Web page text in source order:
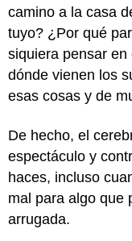
camino a la casa
tuyo? ¿Por qué
siquiera pensar en
dónde vienen los
esas cosas y de
De hecho, el
espectáculo y
haces, incluso
mal para algo que
arrugada.